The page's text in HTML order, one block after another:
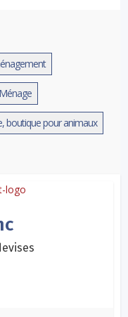
boutique pour animaux